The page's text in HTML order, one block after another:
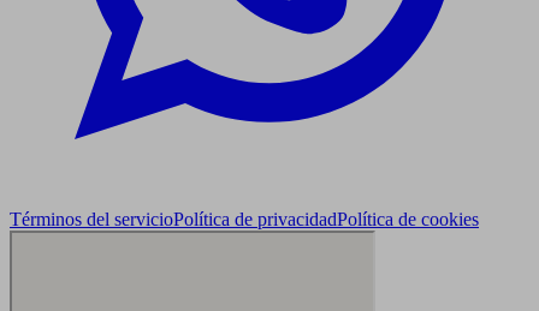
Términos del servicioPolítica de privacidadPolítica de cookies